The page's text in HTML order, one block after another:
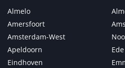
Almelo
Amersfoort
Amsterdam-West
Apeldoorn
Ede
Eindhoven